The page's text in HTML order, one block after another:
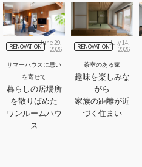
RENOVATIONJune 29,
2026
サマーハウスに思い
を寄せて
暮らしの居場所
を散りばめた
ワンルームハウ
ス
RENOVATIONJuly 14,
2026
茶室のある家
趣味を楽しみな
がら
家族の距離が近
づく住まい